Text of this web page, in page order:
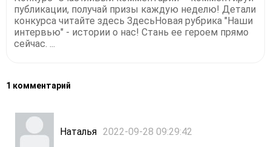
публикации, получай призы каждую неделю! Детали
конкурса читайте здесь ЗдесьНовая рубрика "Наши
интервью" - истории о нас! Стань ее героем прямо
сейчас. ...
1 комментарий
Наталья 2022-09-28 09:29:42